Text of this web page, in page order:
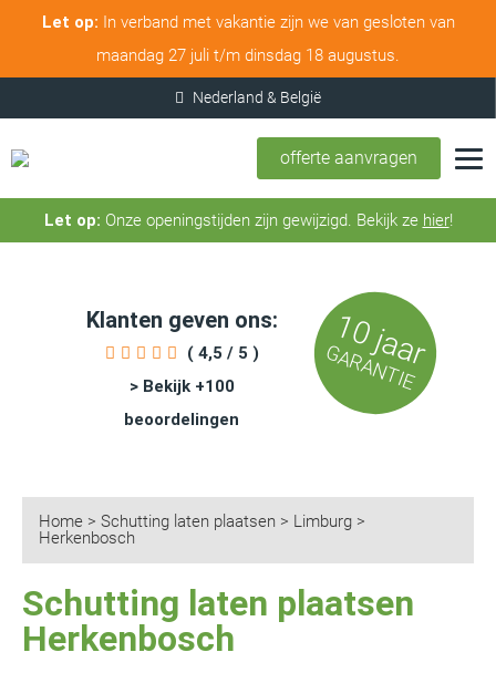
Let op: In verband met vakantie zijn we van gesloten van
maandag 27 juli t/m dinsdag 18 augustus.
offerte aanvragen
Let op: Onze openingstijden zijn gewijzigd. Bekijk ze hier!
Klanten geven ons:
( 4,5 / 5 )
> Bekijk +100
beoordelingen
10 jaar
GARANTIE
Home > Schutting laten plaatsen > Limburg >
Herkenbosch
Schutting laten plaatsen
Herkenbosch